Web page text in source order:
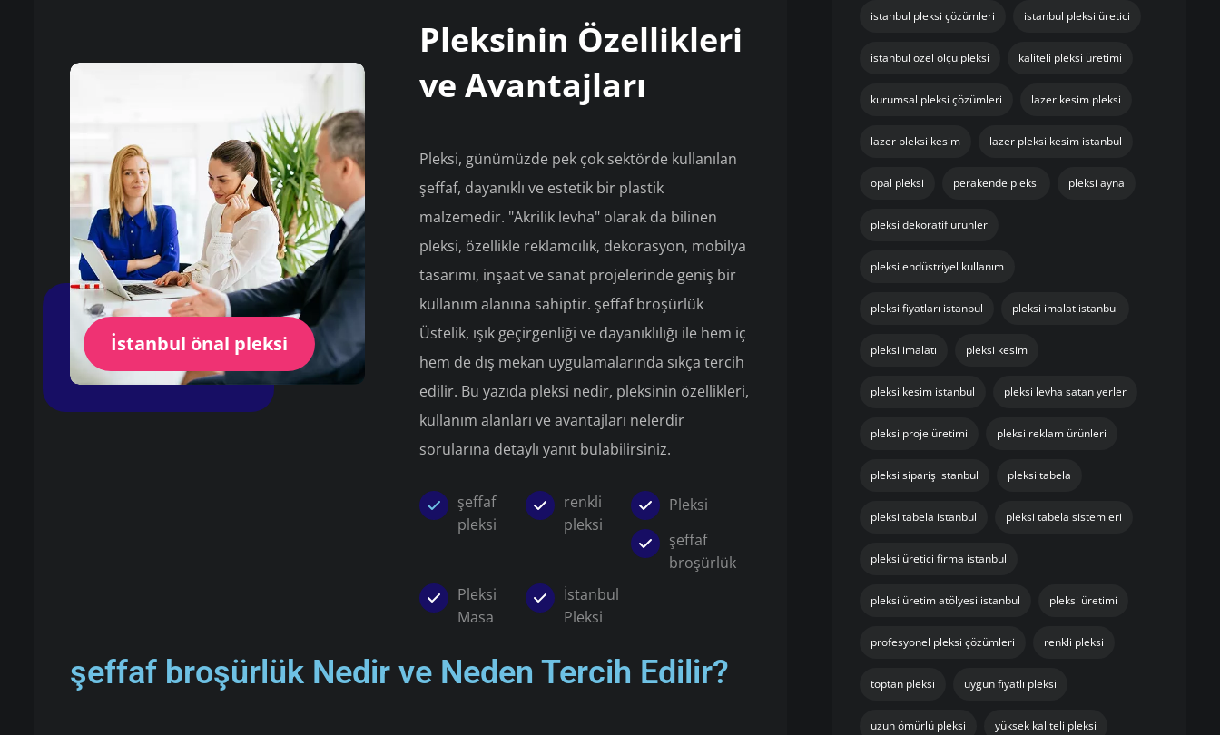
İstanbul önal pleksi
Pleksinin Özellikleri
ve Avantajları
Pleksi, günümüzde pek çok sektörde kullanılan
şeffaf, dayanıklı ve estetik bir plastik
malzemedir. "Akrilik levha" olarak da bilinen
pleksi, özellikle reklamcılık, dekorasyon, mobilya
tasarımı, inşaat ve sanat projelerinde geniş bir
kullanım alanına sahiptir. şeffaf broşürlük
Üstelik, ışık geçirgenliği ve dayanıklılığı ile hem iç
hem de dış mekan uygulamalarında sıkça tercih
edilir. Bu yazıda pleksi nedir, pleksinin özellikleri,
kullanım alanları ve avantajları nelerdir
sorularına detaylı yanıt bulabilirsiniz.
şeffaf
pleksi
renkli
pleksi
Pleksi
şeffaf
broşürlük
Pleksi
Masa
İstanbul
Pleksi
şeffaf broşürlük Nedir ve Neden Tercih Edilir?
istanbul pleksi çözümleri istanbul pleksi üretici
istanbul özel ölçü pleksi kaliteli pleksi üretimi
kurumsal pleksi çözümleri lazer kesim pleksi
lazer pleksi kesim lazer pleksi kesim istanbul
opal pleksi perakende pleksi pleksi ayna
pleksi dekoratif ürünler
pleksi endüstriyel kullanım
pleksi fiyatları istanbul pleksi imalat istanbul
pleksi imalatı pleksi kesim
pleksi kesim istanbul pleksi levha satan yerler
pleksi proje üretimi pleksi reklam ürünleri
pleksi sipariş istanbul pleksi tabela
pleksi tabela istanbul pleksi tabela sistemleri
pleksi üretici firma istanbul
pleksi üretim atölyesi istanbul pleksi üretimi
profesyonel pleksi çözümleri renkli pleksi
toptan pleksi uygun fiyatlı pleksi
uzun ömürlü pleksi yüksek kaliteli pleksi